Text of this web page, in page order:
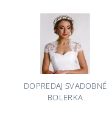
DOPREDAJ SVADOBNÉ
BOLERKA